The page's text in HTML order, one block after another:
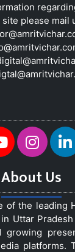
site please mail
About Us
of the leading
Uttar
platforms.